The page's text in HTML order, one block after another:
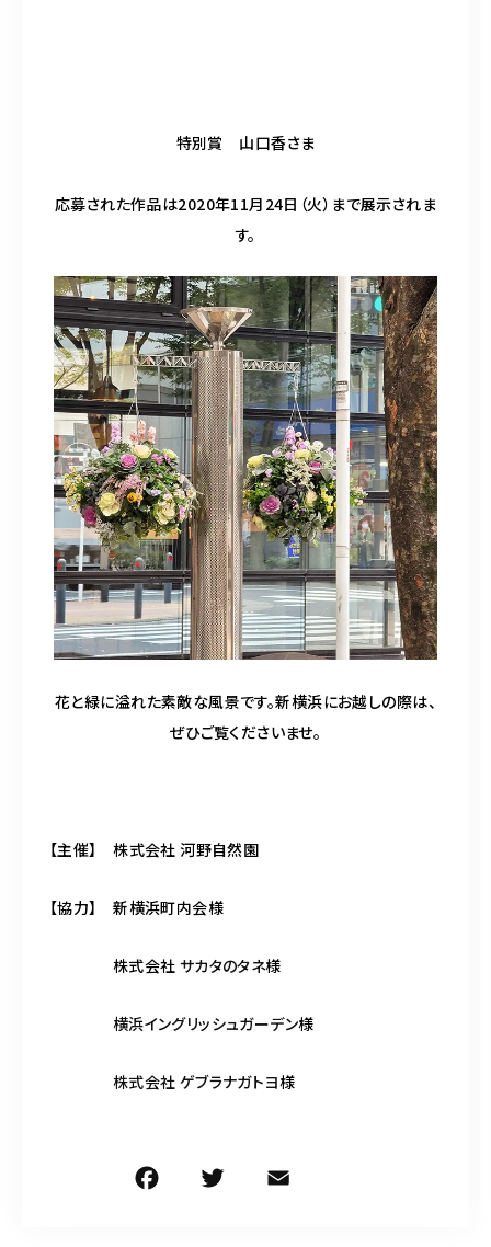
特別賞 山口香さま
応募された作品は2020年11月24日（火）まで展示されま
す。
花と緑に溢れた素敵な風景です。新横浜にお越しの際は、
ぜひご覧くださいませ。
【主催】 株式会社 河野自然園
【協力】 新横浜町内会様
株式会社 サカタのタネ様
横浜イングリッシュガーデン様
株式会社 ゲブラナガトヨ様